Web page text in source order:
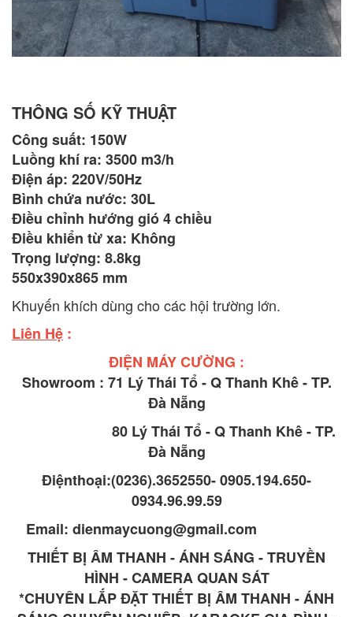
THÔNG SỐ KỸ THUẬT
Công suất: 150W
Luồng khí ra: 3500 m3/h
Điện áp: 220V/50Hz
Bình chứa nước: 30L
Điều chỉnh hướng gió 4 chiều
Điều khiển từ xa: Không
Trọng lượng: 8.8kg
550x390x865 mm
Khuyến khích dùng cho các hội trường lớn.
Liên Hệ :
ĐIỆN MÁY CƯỜNG :
Showroom : 71 Lý Thái Tổ - Q Thanh Khê - TP.
Đà Nẵng
80 Lý Thái Tổ - Q Thanh Khê - TP.
Đà Nẵng
Điệnthoại:(0236).3652550- 0905.194.650-
0934.96.99.59
Email: dienmaycuong@gmail.com
THIẾT BỊ ÂM THANH - ÁNH SÁNG - TRUYỀN
HÌNH - CAMERA QUAN SÁT
*CHUYÊN LẮP ĐẶT THIẾT BỊ ÂM THANH - ÁNH